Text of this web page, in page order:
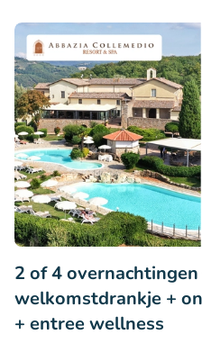
2 of 4
welkomstdrankje +
+ entree wellness